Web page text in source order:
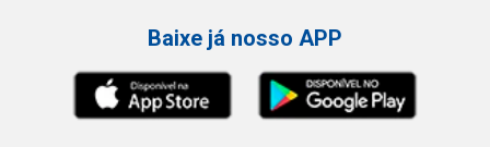
Baixe já nosso APP